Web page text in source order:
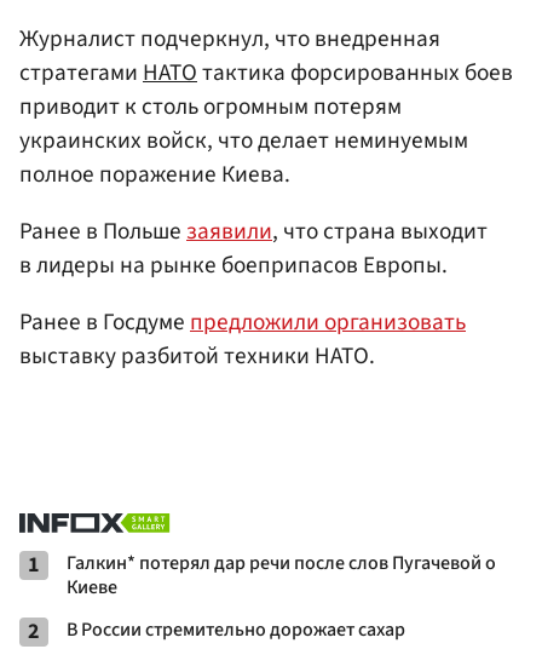
Журналист подчеркнул, что внедренная
стратегамиНАТОтактика форсированных боев
приводит к столь огромным потерям
украинских войск, что делает неминуемым
полное поражение Киева.
Ранее в Польшезаявили, что страна выходит
в лидеры на рынке боеприпасов Европы.
Ранее в Госдумепредложили организовать
выставку разбитой техники НАТО.
1
Галкин* потерял дар речи после слов Пугачевой о
Киеве
2 В России стремительно дорожает сахар